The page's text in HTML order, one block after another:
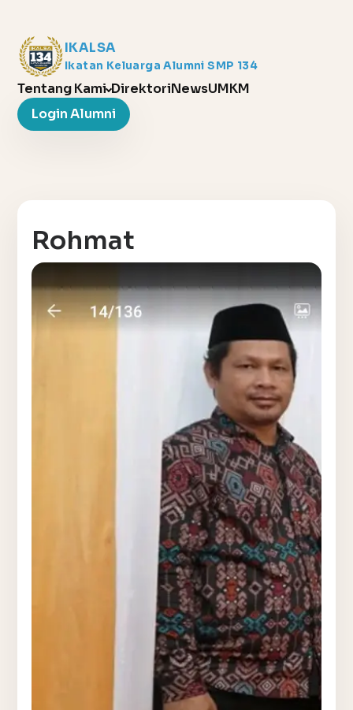
IKALSA
Ikatan Keluarga Alumni SMP 134
Tentang Kami DirektoriNewsUMKM
Login Alumni
Rohmat